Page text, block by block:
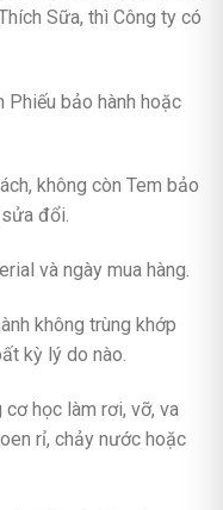
Sữa, thì Công ty có
Phiếu bảo hành hoặc
không còn Tem bảo
đổi.
và ngày mua hàng.
không trùng khớp
kỳ lý do nào.
học làm rơi, vỡ, va
rỉ, chảy nước hoặc